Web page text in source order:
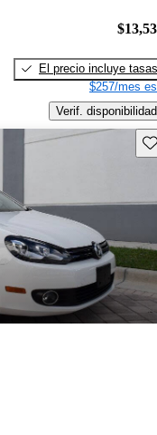
El precio incluye tasas
$257/mes
Verif. disponibilidad